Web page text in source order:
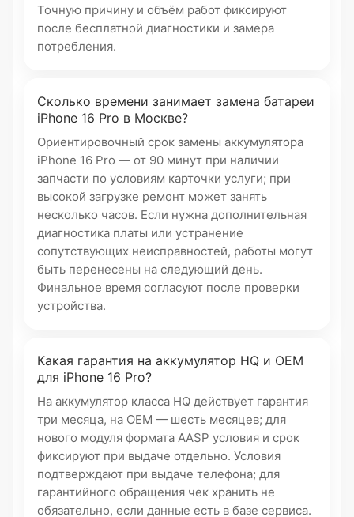
Точную причину и объём работ фиксируют
после бесплатной диагностики и замера
потребления.
Сколько времени занимает замена батареи
iPhone 16 Pro в Москве?
Ориентировочный срок замены аккумулятора
iPhone 16 Pro — от 90 минут при наличии
запчасти по условиям карточки услуги; при
высокой загрузке ремонт может занять
несколько часов. Если нужна дополнительная
диагностика платы или устранение
сопутствующих неисправностей, работы могут
быть перенесены на следующий день.
Финальное время согласуют после проверки
устройства.
Какая гарантия на аккумулятор HQ и OEM
для iPhone 16 Pro?
На аккумулятор класса HQ действует гарантия
три месяца, на OEM — шесть месяцев; для
нового модуля формата AASP условия и срок
фиксируют при выдаче отдельно. Условия
подтверждают при выдаче телефона; для
гарантийного обращения чек хранить не
обязательно, если данные есть в базе сервиса.